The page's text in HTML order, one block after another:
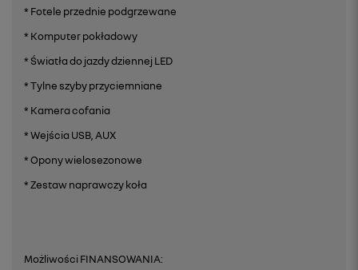
* Fotele przednie podgrzewane
* Komputer pokładowy
* Światła do jazdy dziennej LED
* Tylne szyby przyciemniane
* Kamera cofania
* Wejścia USB, AUX
* Opony wielosezonowe
* Zestaw naprawczy koła
Możliwości FINANSOWANIA: